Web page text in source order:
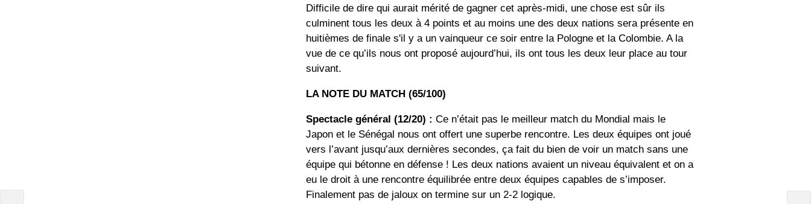
Difficile de dire qui aurait mérité de gagner cet après-midi, une chose est sûr ils
culminent tous les deux à 4 points et au moins une des deux nations sera présente en
huitièmes de finale s'il y a un vainqueur ce soir entre la Pologne et la Colombie. A la
vue de ce qu’ils nous ont proposé aujourd’hui, ils ont tous les deux leur place au tour
suivant.
LA NOTE DU MATCH (65/100)
Spectacle général (12/20) : Ce n’était pas le meilleur match du Mondial mais le
Japon et le Sénégal nous ont offert une superbe rencontre. Les deux équipes ont joué
vers l’avant jusqu’aux dernières secondes, ça fait du bien de voir un match sans une
équipe qui bétonne en défense ! Les deux nations avaient un niveau équivalent et on a
eu le droit à une rencontre équilibrée entre deux équipes capables de s’imposer.
Finalement pas de jaloux on termine sur un 2-2 logique.